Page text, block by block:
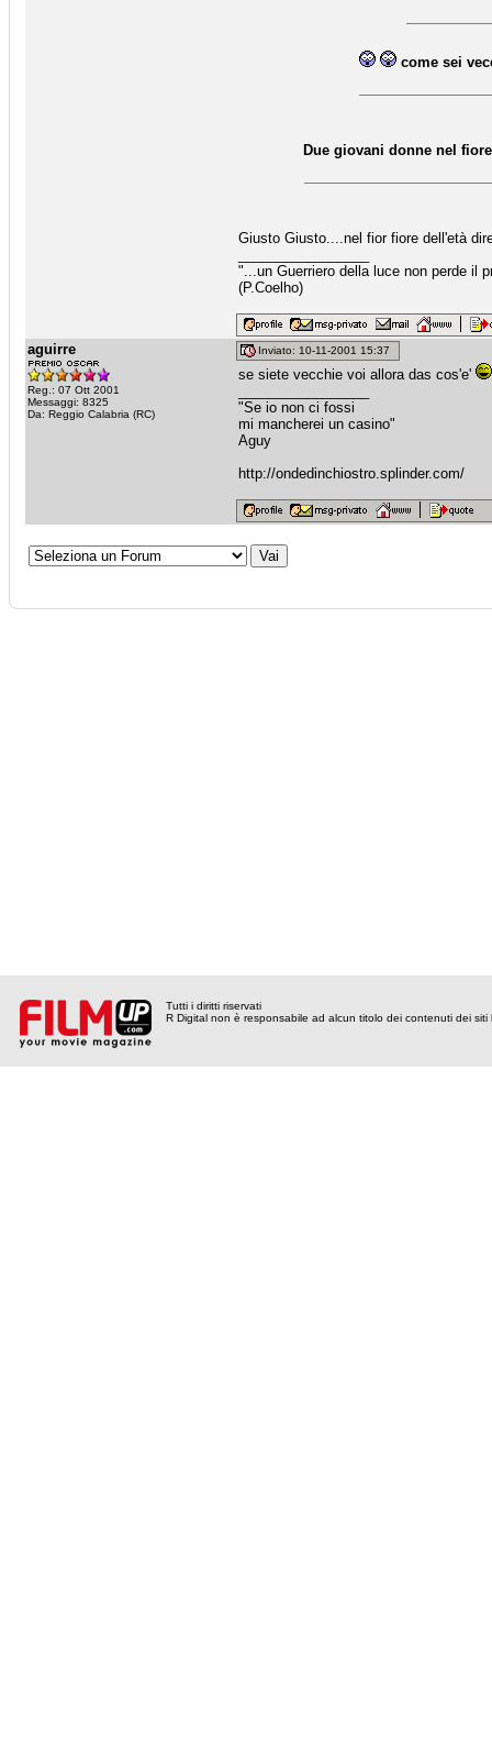
come sei
Due giovani donne nel
Giusto Giusto....nel fior fiore dell'età
"...un Guerriero della luce non perde il
(P.Coelho)
aguirre
Reg.: 07 Ott 2001
Messaggi: 8325
Da: Reggio Calabria (RC)
Inviato: 10-11-2001 15:37
se siete vecchie voi allora das cos'e'
"Se io non ci fossi
mi mancherei un casino"
Aguy
http://ondedinchiostro.splinder.com/
Tutti i diritti riservati
R Digital non è responsabile ad alcun titolo dei contenuti dei siti